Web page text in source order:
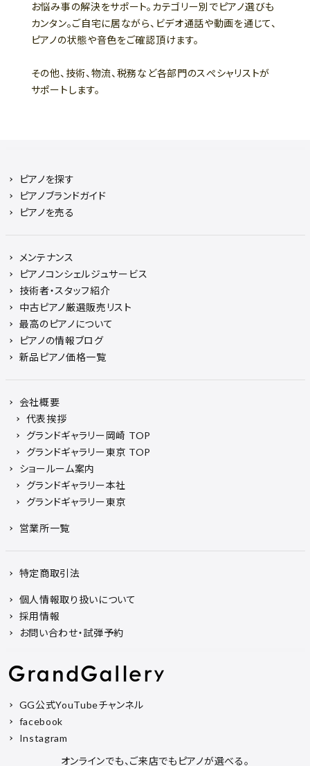
お悩み事の解決をサポート。カテゴリー別でピアノ選びも
カンタン。ご自宅に居ながら、ビデオ通話や動画を通じて、
ピアノの状態や音色をご確認頂けます。
その他、技術、物流、税務など各部門のスぺシャリストが
サポートします。
ピアノを探す
ピアノブランドガイド
ピアノを売る
メンテナンス
ピアノコンシェルジュサービス
技術者・スタッフ紹介
中古ピアノ厳選販売リスト
最高のピアノについて
ピアノの情報ブログ
新品ピアノ価格一覧
会社概要
代表挨拶
グランドギャラリー岡崎 TOP
グランドギャラリー東京 TOP
ショールーム案内
グランドギャラリー本社
グランドギャラリー東京
営業所一覧
特定商取引法
個人情報取り扱いについて
採用情報
お問い合わせ・試弾予約
GG公式YouTubeチャンネル
facebook
Instagram
オンラインでも、ご来店でもピアノが選べる。